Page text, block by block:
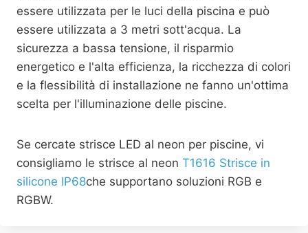
essere utilizzata per le luci della piscina e può
essere utilizzata a 3 metri sott'acqua. La
sicurezza a bassa tensione, il risparmio
energetico e l'alta efficienza, la ricchezza di colori
e la flessibilità di installazione ne fanno un'ottima
scelta per l'illuminazione delle piscine.
Se cercate strisce LED al neon per piscine, vi
consigliamo le strisce al neon T1616 Strisce in
silicone IP68che supportano soluzioni RGB e
RGBW.